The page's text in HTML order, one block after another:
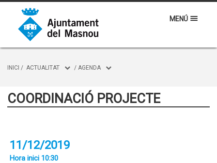
MENÚ
INICI / ACTUALITAT / AGENDA
COORDINACIÓ PROJECTE
11/12/2019
Hora inici 10:30